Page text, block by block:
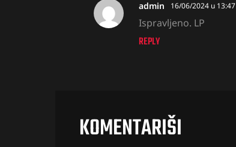
admin 16/06/2024 u 13:47
Ispravljeno. LP
REPLY
KOMENTARIŠI